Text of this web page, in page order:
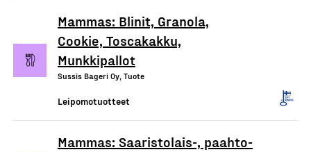
Mammas: Blinit, Granola,
Cookie, Toscakakku,
Munkkipallot
Sussis Bageri Oy, Tuote
Leipomotuotteet
Mammas: Saaristolais-, paahto-